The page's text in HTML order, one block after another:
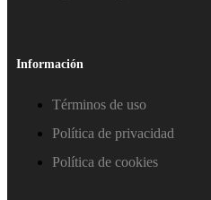
Información
Términos de uso
Política de privacidad
Política de cookies